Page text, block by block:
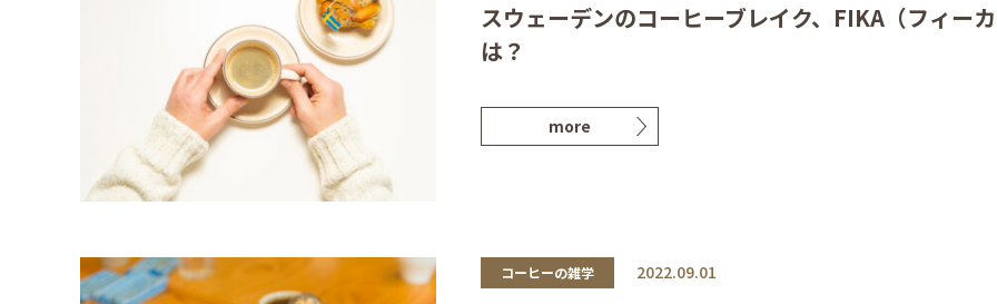
スウェーデンのコーヒーブレイク、FIKA（フィー
は？
more
コーヒーの雑学 2022.09.01